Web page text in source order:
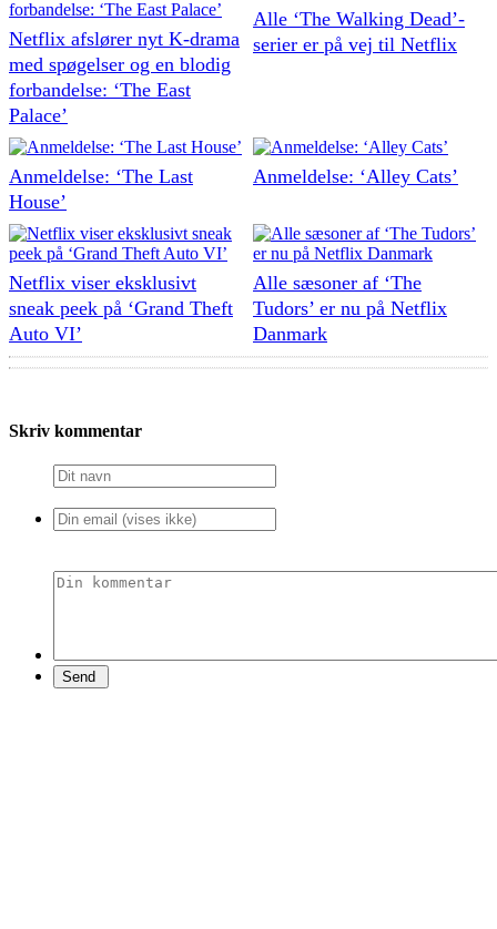
Netflix afslører nyt K-drama
med spøgelser og en blodig
forbandelse: ‘The East
Palace’
Alle ‘The Walking Dead’-
serier er på vej til Netflix
Anmeldelse: ‘The Last
House’
Anmeldelse: ‘Alley Cats’
Netflix viser eksklusivt
sneak peek på ‘Grand Theft
Auto VI’
Alle sæsoner af ‘The
Tudors’ er nu på Netflix
Danmark
Skriv kommentar